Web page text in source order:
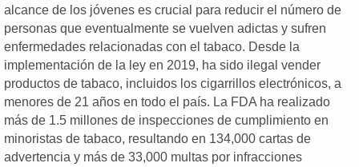
alcance de los jóvenes es crucial para reducir el número de
personas que eventualmente se vuelven adictas y sufren
enfermedades relacionadas con el tabaco. Desde la
implementación de la ley en 2019, ha sido ilegal vender
productos de tabaco, incluidos los cigarrillos electrónicos, a
menores de 21 años en todo el país. La FDA ha realizado
más de 1.5 millones de inspecciones de cumplimiento en
minoristas de tabaco, resultando en 134,000 cartas de
advertencia y más de 33,000 multas por infracciones